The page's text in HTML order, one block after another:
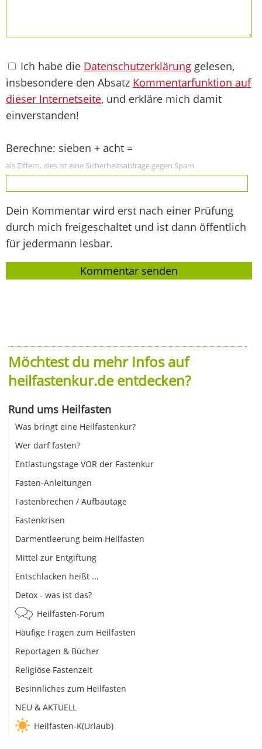
Ich habe die Datenschutzerklärung gelesen,
insbesondere den Absatz Kommentarfunktion auf
dieser Internetseite, und erkläre mich damit
einverstanden!
Berechne: sieben + acht =
als Ziffern, dies ist eine Sicherheitsabfrage gegen Spam
Dein Kommentar wird erst nach einer Prüfung
durch mich freigeschaltet und ist dann öffentlich
für jedermann lesbar.
Möchtest du mehr Infos auf
heilfastenkur.de entdecken?
Rund ums Heilfasten
Was bringt eine Heilfastenkur?
Wer darf fasten?
Entlastungstage VOR der Fastenkur
Fasten-Anleitungen
Fastenbrechen / Aufbautage
Fastenkrisen
Darmentleerung beim Heilfasten
Mittel zur Entgiftung
Entschlacken heißt ...
Detox - was ist das?
Heilfasten-Forum
Häufige Fragen zum Heilfasten
Reportagen & Bücher
Religiöse Fastenzeit
Besinnliches zum Heilfasten
NEU & AKTUELL
Heilfasten-K(Urlaub)